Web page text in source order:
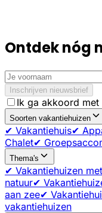
Ontdek nóg
Inschrijven nieuwsbrief
Ik ga akkoord met
Soorten vakantiehuizen
✔ Vakantiehuis✔
Chalet✔
Thema's
✔ Vakantiehuizen
natuur✔
aan zee✔
vakantiehuizen